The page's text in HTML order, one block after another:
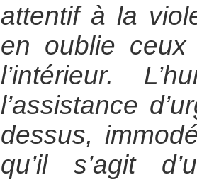
attentif à la
en oublie ceux
l’intérieur.
l’assistance
dessus,
qu’il s’agit